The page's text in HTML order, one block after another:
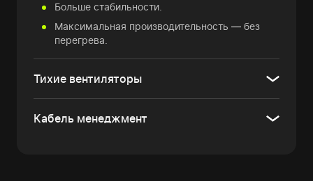
Больше стабильности.
Максимальная производительность — без
перегрева.
Тихие вентиляторы
Кабель менеджмент